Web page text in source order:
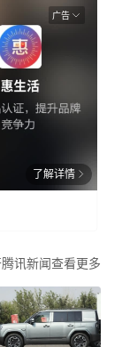
广告
了解详情
讯新闻查看更多